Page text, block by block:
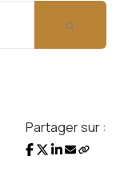
Partager sur :